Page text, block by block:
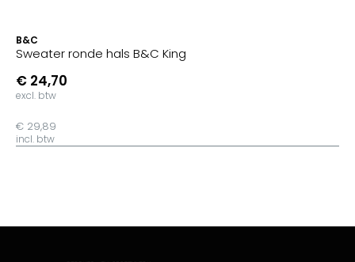
B&C
Sweater ronde hals B&C King
€ 24,70
excl. btw
€ 29,89
incl. btw